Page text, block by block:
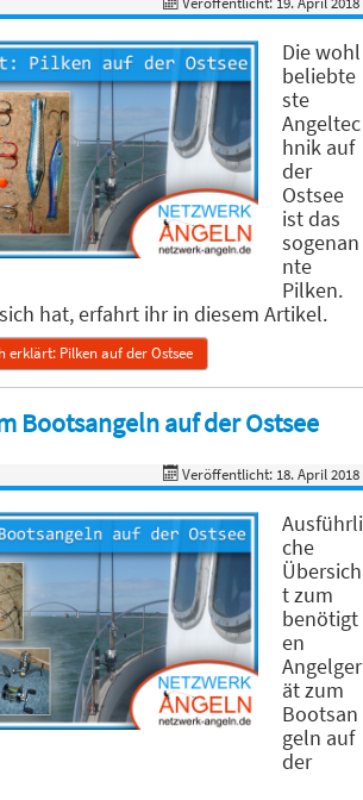
Die wohl
beliebte
ste
Angeltec
hnik auf
der
Ostsee
ist das
sogenan
nte
Pilken.
hat, erfahrt ihr in diesem Artikel.
erklärt: Pilken auf der Ostsee
Bootsangeln auf der Ostsee
Veröffentlicht: 18. April 2018
Ausführli
che
Übersich
t zum
benötigt
en
Angelger
ät zum
Bootsan
geln auf
der